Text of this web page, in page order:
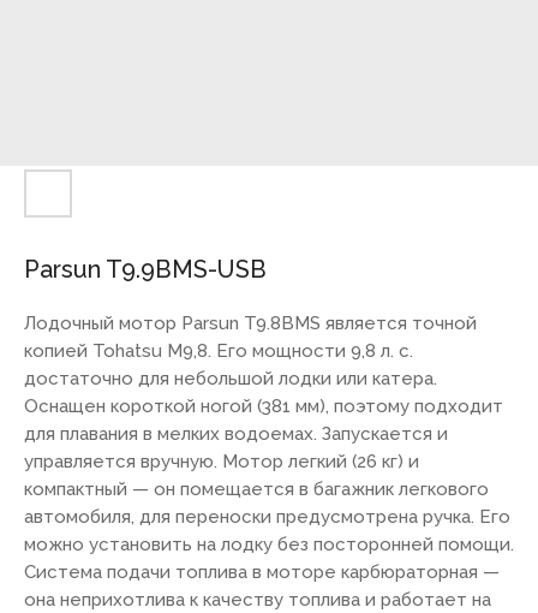
Parsun T9.9BMS-USB
Лодочный мотор Parsun T9.8BMS является точной
копией Tohatsu M9,8. Его мощности 9,8 л. с.
достаточно для небольшой лодки или катера.
Оснащен короткой ногой (381 мм), поэтому подходит
для плавания в мелких водоемах. Запускается и
управляется вручную. Мотор легкий (26 кг) и
компактный — он помещается в багажник легкового
автомобиля, для переноски предусмотрена ручка. Его
можно установить на лодку без посторонней помощи.
Система подачи топлива в моторе карбюраторная —
она неприхотлива к качеству топлива и работает на